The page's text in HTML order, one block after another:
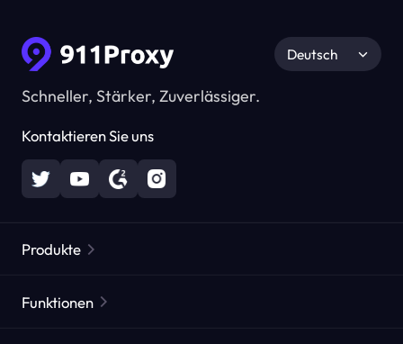
Schneller, Stärker, Zuverlässiger.
Kontaktieren Sie uns
Deutsch
Produkte
Funktionen